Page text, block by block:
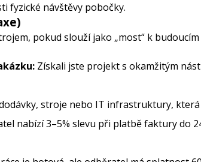
fyzické návštěvy pobočky.
pokud slouží jako „most“ k
Získali jste projekt s okamžitým
stroje nebo IT infrastruktury,
nabízí 3–5% slevu při platbě faktury do